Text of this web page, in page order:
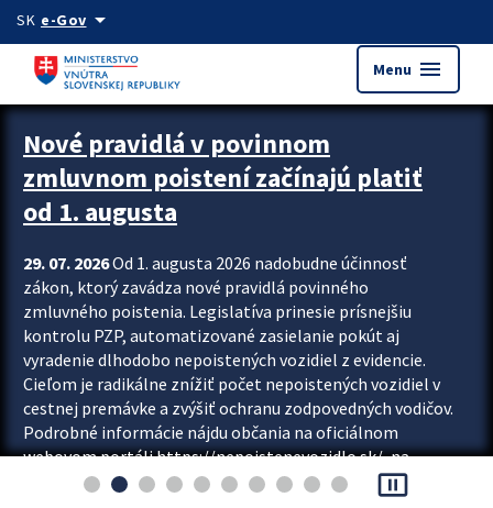
Preskocit na hlavný obsah
SK e-Govarrow_drop_down
Menu menu
Zastavit automatický posun upútavok
Nové pravidlá v povinnom
zmluvnom poistení začínajú platiť
od 1. augusta
29. 07. 2026Od 1. augusta 2026 nadobudne účinnosť
zákon, ktorý zavádza nové pravidlá povinného
zmluvného poistenia. Legislatíva prinesie prísnejšiu
kontrolu PZP, automatizované zasielanie pokút aj
vyradenie dlhodobo nepoistených vozidiel z evidencie.
Cieľom je radikálne znížiť počet nepoistených vozidiel v
cestnej premávke a zvýšiť ochranu zodpovedných vodičov.
Podrobné informácie nájdu občania na oficiálnom
webovom portáli https://nepoistenevozidlo.sk/, na
ktorom od augusta pribudne aj možnosť overiť si...
pause_presentation